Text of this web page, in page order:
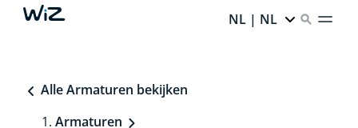
NL | NL
Alle Armaturen bekijken
Armaturen